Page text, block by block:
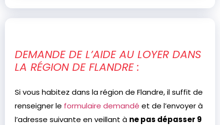
DEMANDE DE L’AIDE AU LOYER DANS
LA RÉGION DE FLANDRE :
Si vous habitez dans la région de Flandre, il suffit de
renseigner le formulaire demandé et de l’envoyer à
l’adresse suivante en veillant à ne pas dépasser 9